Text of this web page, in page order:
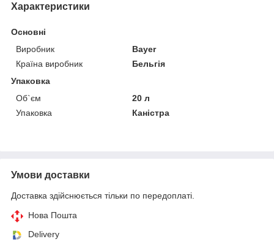
Характеристики
Основні
Виробник
Bayer
Країна виробник
Бельгія
Упаковка
Об`єм
20 л
Упаковка
Каністра
Умови доставки
Доставка здійснюється тільки по передоплаті.
Нова Пошта
Delivery